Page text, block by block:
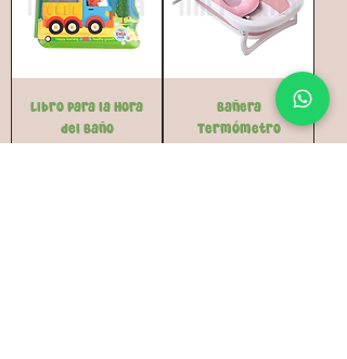
Libro para la Hora
del Baño
Bañera
Termómetro